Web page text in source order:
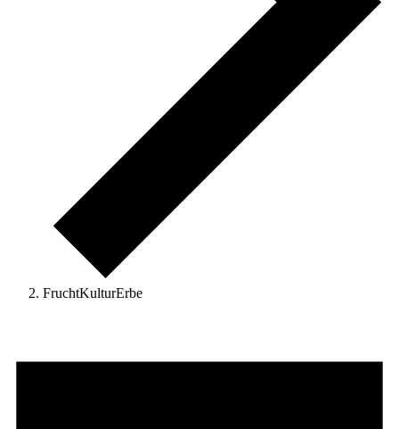
FruchtKulturErbe